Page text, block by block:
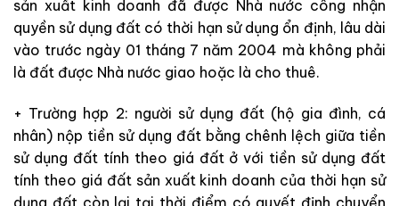
sản xuất kinh doanh đã được Nhà nước công nhận
quyền sử dụng đất có thời hạn sử dụng ổn định, lâu dài
vào trước ngày 01 tháng 7 năm 2004 mà không phải
là đất được Nhà nước giao hoặc là cho thuê.
+ Trường hợp 2: người sử dụng đất (hộ gia đình, cá
nhân) nộp tiền sử dụng đất bằng chênh lệch giữa tiền
sử dụng đất tính theo giá đất ở với tiền sử dụng đất
tính theo giá đất sản xuất kinh doanh của thời hạn sử